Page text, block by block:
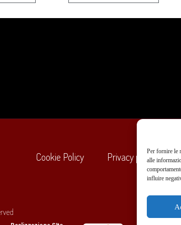
Per fornire le
alle
influire
Cookie Policy Privacy policy